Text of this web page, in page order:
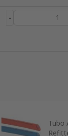
-
Tubo